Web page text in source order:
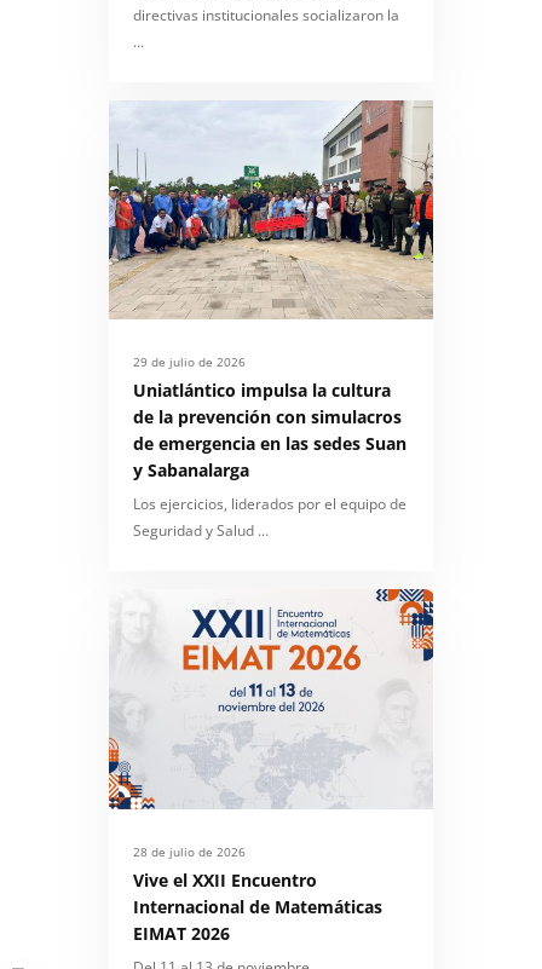
directivas institucionales socializaron la
…
29 de julio de 2026
Uniatlántico impulsa la cultura
de la prevención con simulacros
de emergencia en las sedes Suan
y Sabanalarga
Los ejercicios, liderados por el equipo de
Seguridad y Salud …
28 de julio de 2026
Vive el XXII Encuentro
Internacional de Matemáticas
EIMAT 2026